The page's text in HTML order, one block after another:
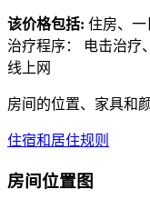
该价格包括: 住房、一
治疗程序： 电击治疗
线上网
房间的位置、家具和
住宿和居住规则
房间位置图